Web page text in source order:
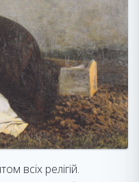
всіх релігій.